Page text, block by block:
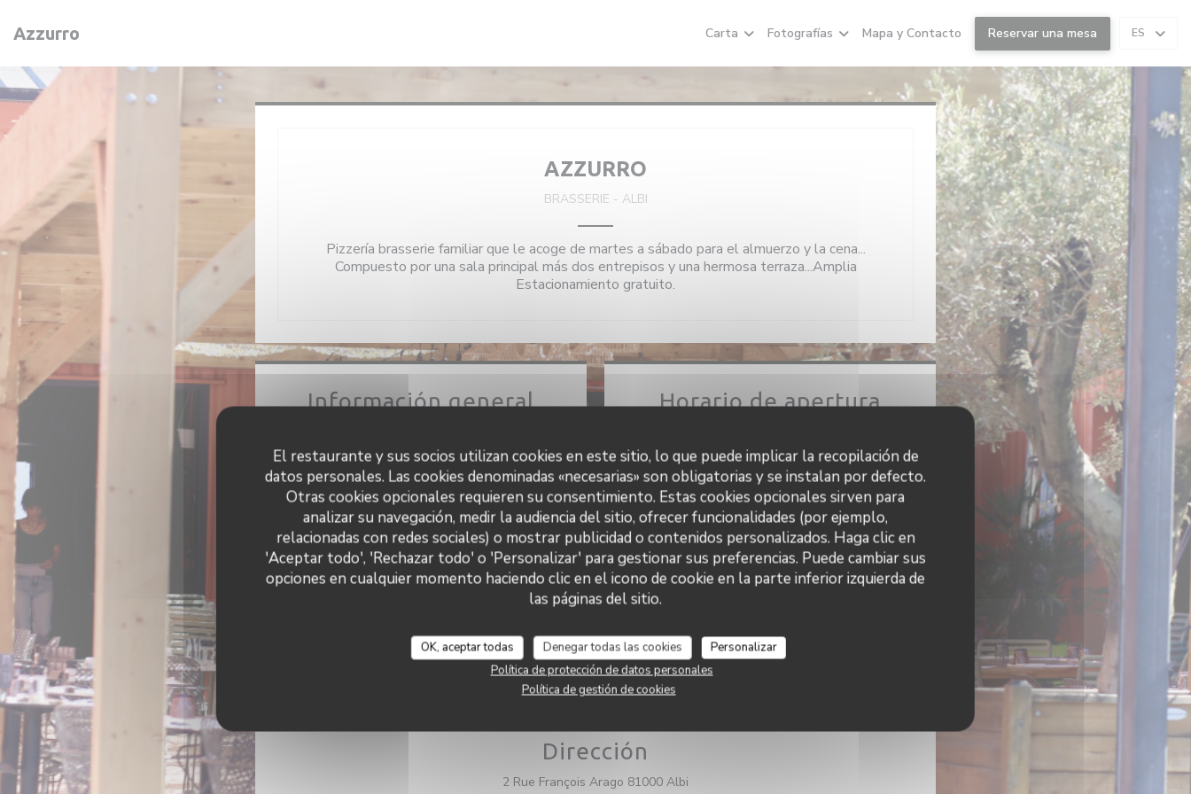
El restaurante y sus socios utilizan cookies en este sitio, lo que puede implicar la recopilación de
datos personales. Las cookies denominadas «necesarias» son obligatorias y se instalan por defecto.
Otras cookies opcionales requieren su consentimiento. Estas cookies opcionales sirven para
analizar su navegación, medir la audiencia del sitio, ofrecer funcionalidades (por ejemplo,
relacionadas con redes sociales) o mostrar publicidad o contenidos personalizados. Haga clic en
'Aceptar todo', 'Rechazar todo' o 'Personalizar' para gestionar sus preferencias. Puede cambiar sus
opciones en cualquier momento haciendo clic en el icono de cookie en la parte inferior izquierda de
las páginas del sitio.
OK, aceptar todas Denegar todas las cookies
Personalizar
Política de protección de datos personales
Política de gestión de cookies
Azzurro Carta Fotografías Mapa y Contacto Reservar una mesa ES
AZZURRO
BRASSERIE - ALBI
Pizzería brasserie familiar que le acoge de martes a sábado para el almuerzo y la cena...
Compuesto por una sala principal más dos entrepisos y una hermosa terraza...Amplia
Estacionamiento gratuito.
Información general
tradicional, productos frescos, Hecho en casa
Tipo de negocio
Brasserie
Servicios
Climatización, Acceso a Discapacitados, Terraza
Efectivo, Visa, Vouchers de Viaje, Cheques,
American Express, Tarjeta de Crédito
Horario de apertura
Lunes Cerrado
Mar Jue 11:45 - 14:00 19:00 - 21:30
Vie -Sab 11:45 - 14:00 19:00 - 22:00
Domingo Cerrado
Dirección
2 Rue François Arago 81000 Albi
Azzurro